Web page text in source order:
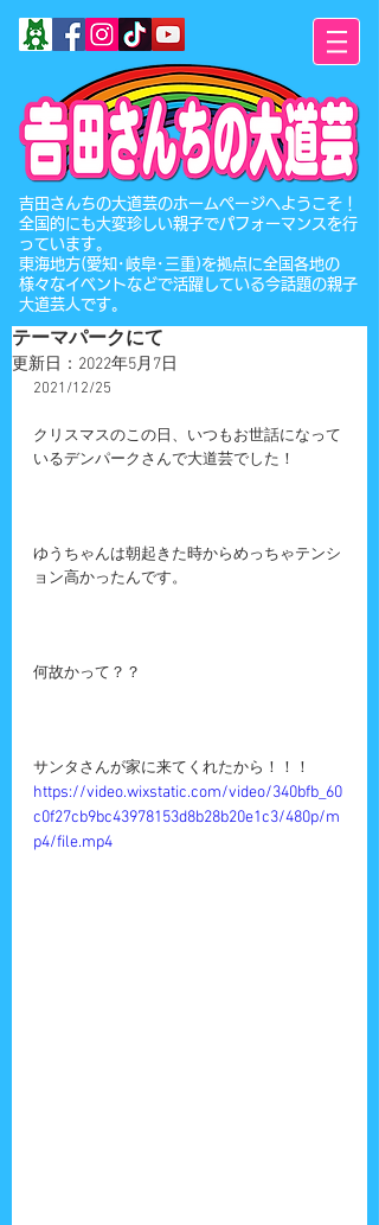
​吉田さんちの大道芸のホームページへようこそ！
全国的にも大変珍しい親子でパフォーマンスを行
っています。
東海地方(愛知･岐阜･三重)を拠点に全国各地の
様々なイベントなどで活躍している今話題の親子
大道芸人です。
テーマパークにて
更新日： 2022年5月7日
2021/12/25
クリスマスのこの日、いつもお世話になって
いるデンパークさんで大道芸でした！
ゆうちゃんは朝起きた時からめっちゃテンシ
ョン高かったんです。
何故かって？？
サンタさんが家に来てくれたから！！！
https://video.wixstatic.com/video/340bfb_60
c0f27cb9bc43978153d8b28b20e1c3/480p/m
p4/file.mp4